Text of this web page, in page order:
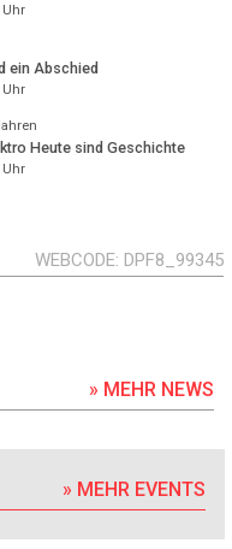
ein Abschied
Heute sind Geschichte
WEBCODE DPF8_99345
» MEHR NEWS
» MEHR EVENTS